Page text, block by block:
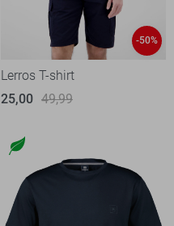
-50%
Lerros T-shirt
25,00 49,99